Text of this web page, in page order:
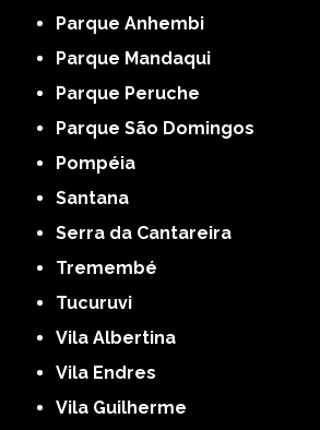
Parque Anhembi
Parque Mandaqui
Parque Peruche
Parque São Domingos
Pompéia
Santana
Serra da Cantareira
Tremembé
Tucuruvi
Vila Albertina
Vila Endres
Vila Guilherme